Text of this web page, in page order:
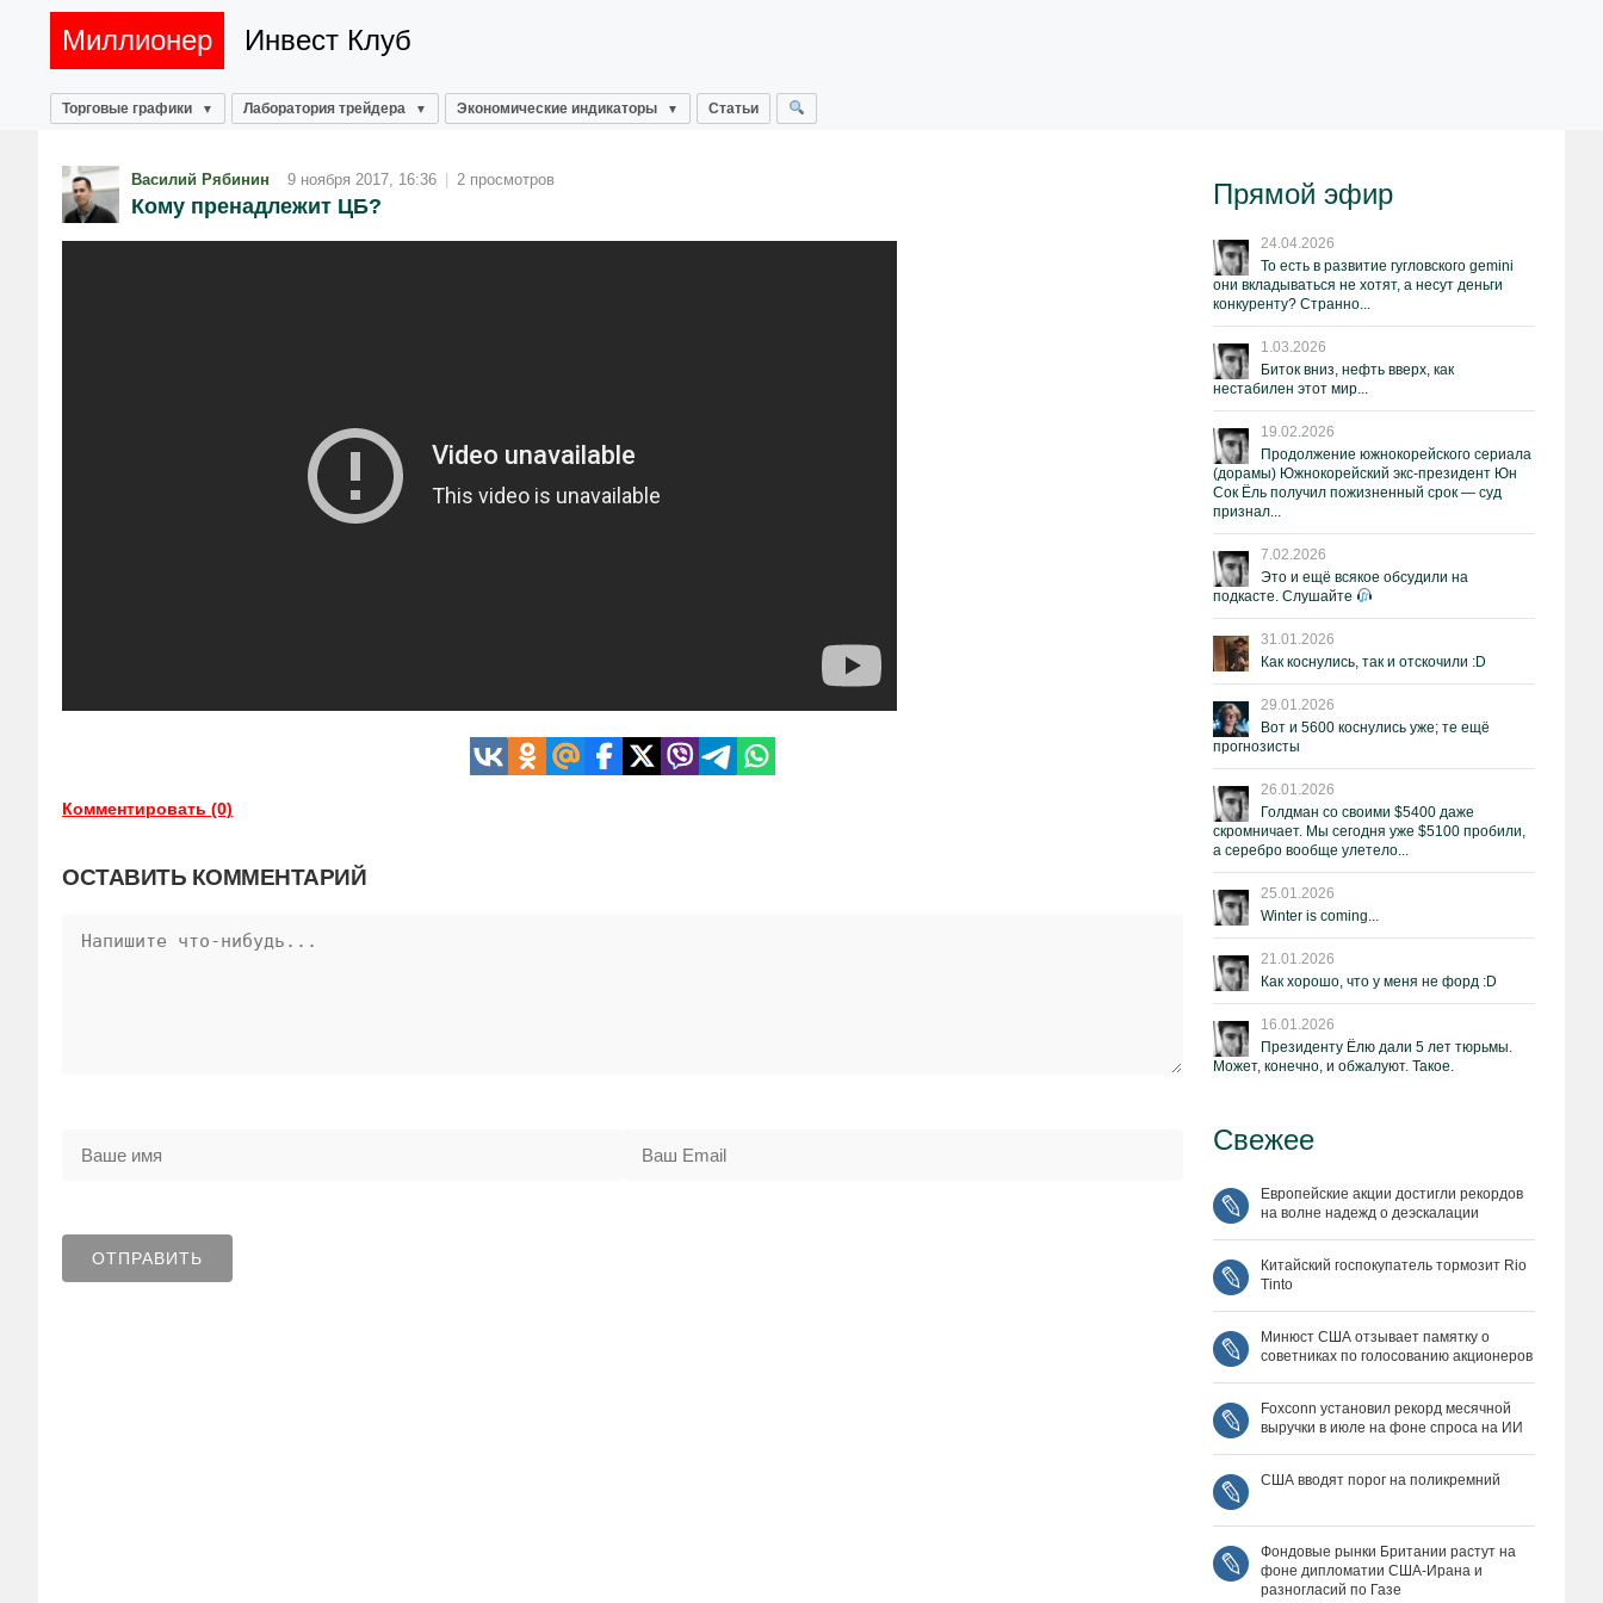
Миллионер Инвест Клуб
Торговые графики Лаборатория трейдера Экономические индикаторы Статьи
Василий Рябинин 9 ноября 2017, 16:36 | 2 просмотров
Кому пренадлежит ЦБ?
Комментировать (0)
ОСТАВИТЬ КОММЕНТАРИЙ
Прямой эфир
24.04.2026
То есть в развитие гугловского gemini
они вкладываться не хотят, а несут деньги
конкуренту? Странно...
1.03.2026
Биток вниз, нефть вверх, как
нестабилен этот мир...
19.02.2026
Продолжение южнокорейского сериала
(дорамы) Южнокорейский экс-президент Юн
Сок Ёль получил пожизненный срок — суд
признал...
7.02.2026
Это и ещё всякое обсудили на
подкасте. Слушайте
31.01.2026
Как коснулись, так и отскочили :D
29.01.2026
Вот и 5600 коснулись уже; те ещё
прогнозисты
26.01.2026
Голдман со своими $5400 даже
скромничает. Мы сегодня уже $5100 пробили,
а серебро вообще улетело...
25.01.2026
Winter is coming...
21.01.2026
Как хорошо, что у меня не форд :D
16.01.2026
Президенту Ёлю дали 5 лет тюрьмы.
Может, конечно, и обжалуют. Такое.
Свежее
Европейские акции достигли рекордов
на волне надежд о деэскалации
Китайский госпокупатель тормозит Rio
Tinto
Минюст США отзывает памятку о
советниках по голосованию акционеров
Foxconn установил рекорд месячной
выручки в июле на фоне спроса на ИИ
США вводят порог на поликремний
Фондовые рынки Британии растут на
фоне дипломатии США‑Ирана и
разногласий по Газе